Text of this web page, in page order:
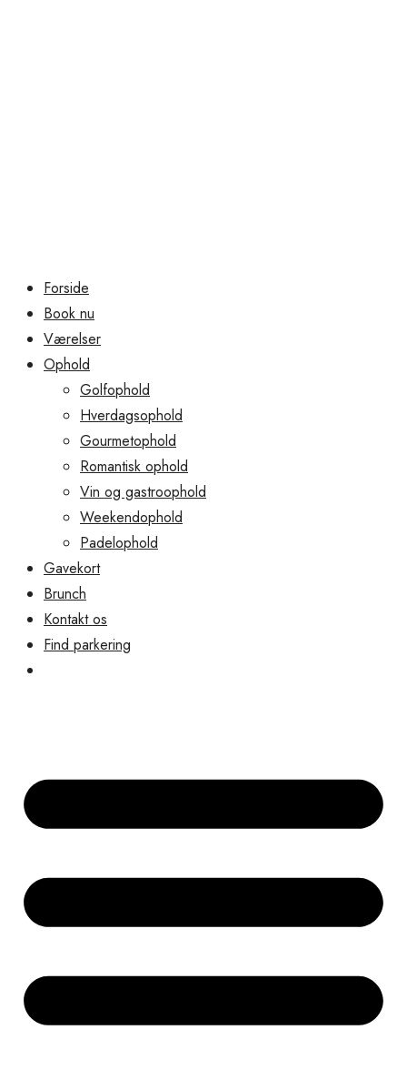
Forside
Book nu
Værelser
Ophold
Golfophold
Hverdagsophold
Gourmetophold
Romantisk ophold
Vin og gastroophold
Weekendophold
Padelophold
Gavekort
Brunch
Kontakt os
Find parkering